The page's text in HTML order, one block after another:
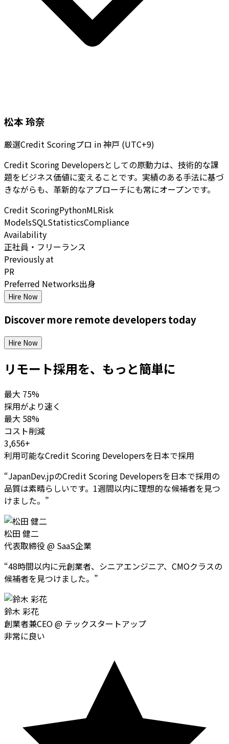
松本 玲奈
厳選Credit Scoringプロ in神戸 (UTC+9)
Credit Scoring Developersとしての原動力は、技術的な課
題をビジネス価値に変えることです。実績のある手法に基づ
きながらも、革新的なアプローチにも常にオープンです。
Credit ScoringPythonMLRisk
ModelsSQLStatisticsCompliance
Availability
正社員・フリーランス
Previously at
PR
Preferred Networks出身
Hire Now
Discover more remote developerstoday
Hire Now
リモート採用を、もっと簡単に
最大 75%
採用がより速く
最大 58%
コスト削減
3,656+
利用可能なCredit Scoring Developersを日本で採用
“JapanDev.jpのCredit Scoring Developersを日本で採用の
品質は素晴らしいです。1週間以内に理想的な候補者を見つ
けました。 ”
松田 健二
代表取締役 @ SaaS企業
“48時間以内に元創業者、シニアエンジニア、CMOクラスの
候補者を見つけました。 ”
鈴木 彩花
創業者兼CEO@ テックスタートアップ
非常に良い